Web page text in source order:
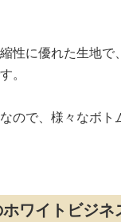
性に優れた生地で
。
ので、様々なボト
ワイトビジネ